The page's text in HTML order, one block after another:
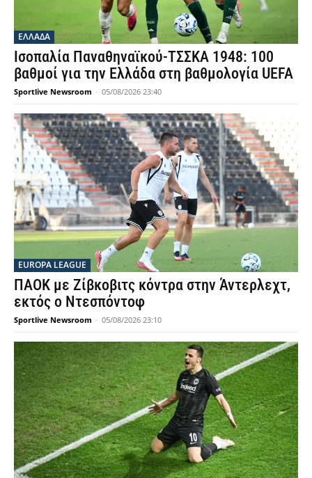
ΕΛΛΑΔΑ
Ισοπαλία Παναθηναϊκού-ΤΣΣΚΑ 1948: 100
βαθμοί για την Ελλάδα στη βαθμολογία UEFA
Sportlive Newsroom - 05/08/2026 23:40
EUROPA LEAGUE
ΠΑΟΚ με Ζίβκοβιτς κόντρα στην Άντερλεχτ,
εκτός ο Ντεσπόντοφ
Sportlive Newsroom - 05/08/2026 23:10